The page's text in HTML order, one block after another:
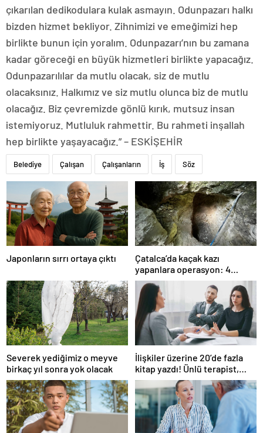
çıkarılan dedikodulara kulak asmayın. Odunpazarı halkı
bizden hizmet bekliyor. Zihnimizi ve emeğimizi hep
birlikte bunun için yoralım. Odunpazarı’nın bu zamana
kadar göreceği en büyük hizmetleri birlikte yapacağız.
Odunpazarılılar da mutlu olacak, siz de mutlu
olacaksınız. Halkımız ve siz mutlu olunca biz de mutlu
olacağız. Biz çevremizde gönlü kırık, mutsuz insan
istemiyoruz. Mutluluk rahmettir. Bu rahmeti inşallah
hep birlikte yaşayacağız.” – ESKİŞEHİR
Belediye Çalışan Çalışanların İş Söz
Japonların sırrı ortaya çıktı
Çatalca’da kaçak kazı
yapanlara operasyon: 4
gözaltı
Severek yediğimiz o meyve
birkaç yıl sonra yok olacak
İlişkiler üzerine 20’de fazla
kitap yazdı! Ünlü terapist,
boşanmaların gerçek
suçlularını açıklıyor